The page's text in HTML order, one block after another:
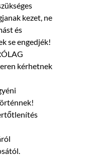
kezet, ne
és
se engedjék!
kérhetnek